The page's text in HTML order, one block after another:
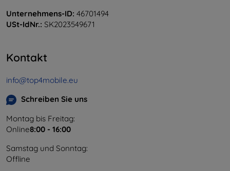
Unternehmens-ID: 46701494
USt-IdNr.: SK2023549671
Kontakt
info@top4mobile.eu
Schreiben Sie uns
Montag bis Freitag:
Online8:00 - 16:00
Samstag und Sonntag:
Offline